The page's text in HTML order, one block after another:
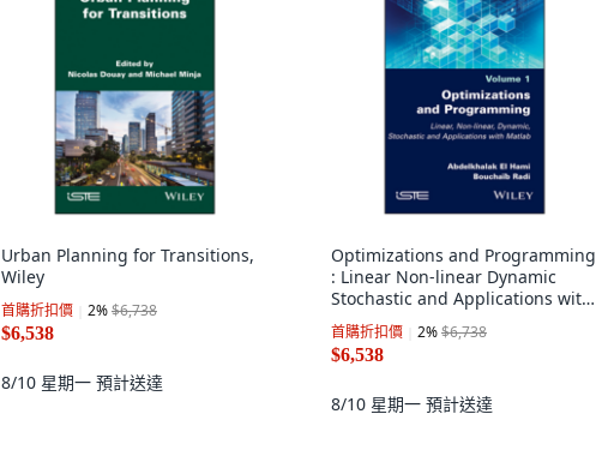
Urban Planning for Transitions,
Wiley
首購折扣價 2%$6,738
$6,538
8/10 星期一 預計送達
Optimizations and Programming
: Linear Non-linear Dynamic
Stochastic and Applications with
Matlab, Wiley
首購折扣價 2%$6,738
$6,538
8/10 星期一 預計送達